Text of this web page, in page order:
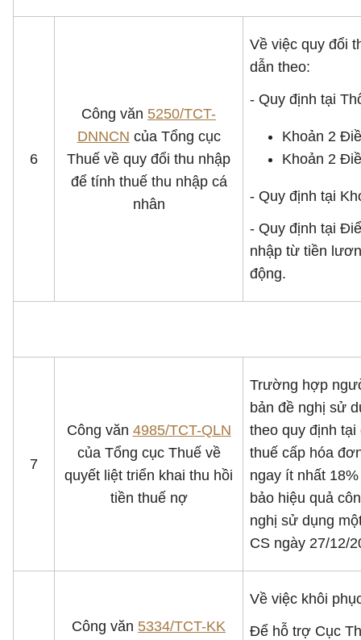
6
Công văn 5250/TCT-
DNNCN của Tổng cục
Thuế về quy đổi thu nhập
để tính thuế thu nhập cá
nhân
Về việc quy đổi
dẫn theo:
- Quy định tại
Khoản 2
Khoản 2
- Quy định tại
- Quy định tại
nhập từ tiền
động.
7
Công văn 4985/TCT-QLN
của Tổng cục Thuế về
quyết liệt triển khai thu hồi
tiền thuế nợ
Trường hợp
bản đề nghị sử
theo quy định
thuế cấp hóa
ngay ít nhất
bảo hiệu quả
nghị sử dụng
CS ngày 27/12/
Công văn 5334/TCT-KK
Về việc khôi
Để hỗ trợ Cục